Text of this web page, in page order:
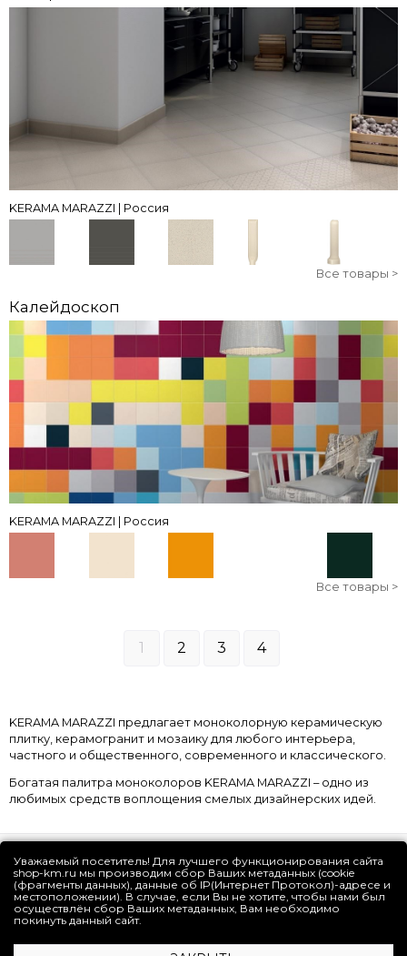
KERAMA MARAZZI | Россия
Все товары >
Калейдоскоп
KERAMA MARAZZI | Россия
Все товары >
1 2 3 4
KERAMA MARAZZI предлагает моноколорную керамическую
плитку, керамогранит и мозаику для любого интерьера,
частного и общественного, современного и классического.
Богатая палитра моноколоров KERAMA MARAZZI – одно из
любимых средств воплощения смелых дизайнерских идей.
ВАЖНАЯ ИНФОРМАЦИЯ
ОНЛАЙН-СЕРВИСЫ
УСЛУГИ
Уважаемый посетитель! Для лучшего функционирования сайта
shop-km.ru мы производим сбор Ваших метаданных (cookie
(фрагменты данных), данные об IP(Интернет Протокол)-адресе и
местоположении). В случае, если Вы не хотите, чтобы нами был
осуществлён сбор Ваших метаданных, Вам необходимо
покинуть данный сайт.